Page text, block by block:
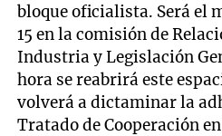
bloque oficialista. Será el
15 en la comisión de
Industria y Legislación
hora se reabrirá este
volverá a dictaminar la
Tratado de Cooperación